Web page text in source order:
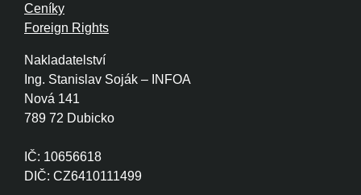
Nakladatelství
Ing. Stanislav Soják – INFOA
Nová 141
789 72 Dubicko
IČ: 10656618
DIČ: CZ6410111499
Ceníky
Foreign Rights